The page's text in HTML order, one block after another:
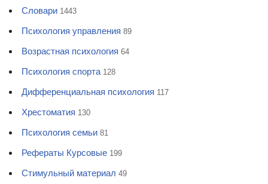
Словари 1443
Психология управления 89
Возрастная психология 64
Психология спорта 128
Дифференциальная психология 117
Хрестоматия 130
Психология семьи 81
Рефераты Курсовые 199
Стимульный материал 49